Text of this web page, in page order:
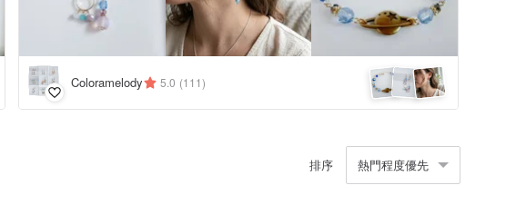
Coloramelody 5.0 (111)
排序 熱門程度優先